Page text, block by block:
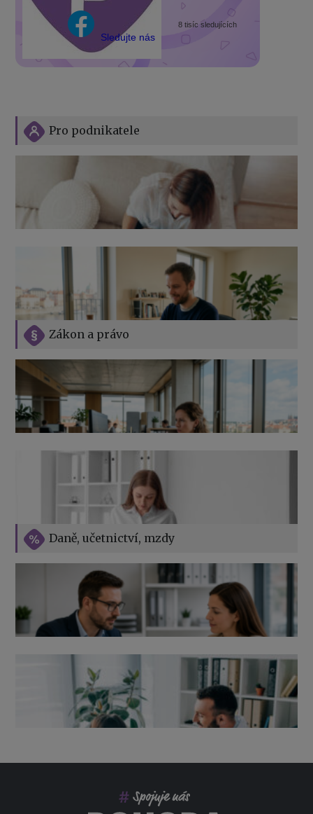
Sledujte nás
8 tisíc sledujících
Daně, učetnictví, mzdy
Zákon a právo
Vše o překážkách v práci na straně zaměstnavatele
Výpověď ze zdravotních důvodů 2026 – průvodce pro
zaměstnavatele
Pro podnikatele
Jak na podnikání při rodičovské dovolené
Přehledy pro OSSZ a zdravotní pojišťovny – jak na ně
v roce 2026